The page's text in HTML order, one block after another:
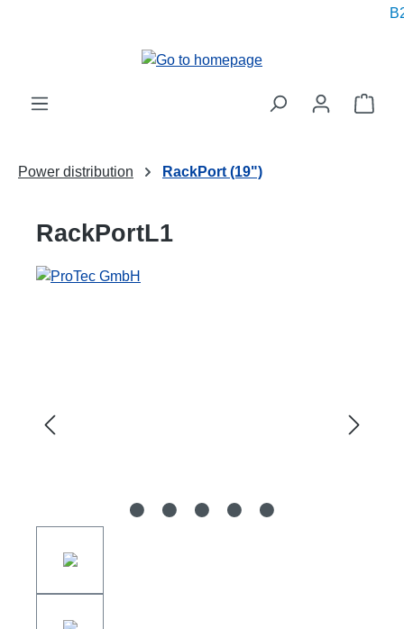
Power distribution RackPort (19")
RackPortL1